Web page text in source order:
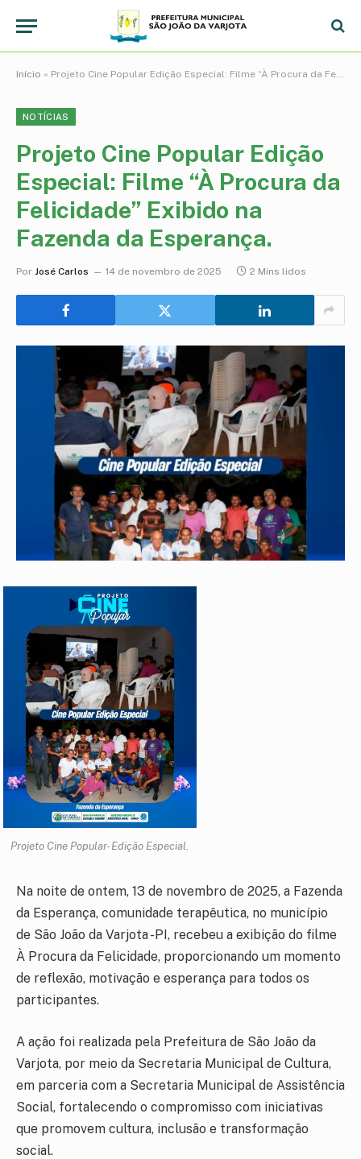
Início » Projeto Cine Popular Edição Especial: Filme “À Procura da Felicidade” Exibido na Fazenda da Esperança.
NOTÍCIAS
Projeto Cine Popular Edição
Especial: Filme “À Procura da
Felicidade” Exibido na
Fazenda da Esperança.
Por José Carlos 14 de novembro de 2025 2 Mins lidos
Projeto Cine Popular- Edição Especial.
Na noite de ontem, 13 de novembro de 2025, a Fazenda
da Esperança, comunidade terapêutica, no município
de São João da Varjota -PI, recebeu a exibição do filme
À Procura da Felicidade, proporcionando um momento
de reflexão, motivação e esperança para todos os
participantes.
A ação foi realizada pela Prefeitura de São João da
Varjota, por meio da Secretaria Municipal de Cultura,
em parceria com a Secretaria Municipal de Assistência
Social, fortalecendo o compromisso com iniciativas
que promovem cultura, inclusão e transformação
social.